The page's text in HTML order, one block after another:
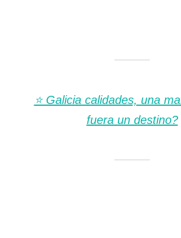
⭐ Galicia calidades, una
fuera un destino?